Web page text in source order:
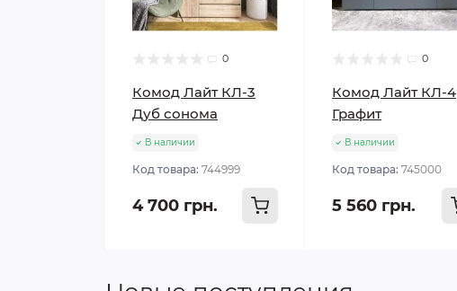
0
Комод Лайт КЛ-3
Дуб сонома
В наличии
Код товара: 744999
4 700 грн.
0
Комод Лайт КЛ-4
Графит
В наличии
Код товара: 745000
5 560 грн.